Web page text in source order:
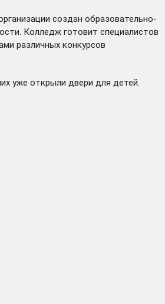
создан образовательно-
Колледж готовит специалистов
различных конкурсов
уже открыли двери для детей.